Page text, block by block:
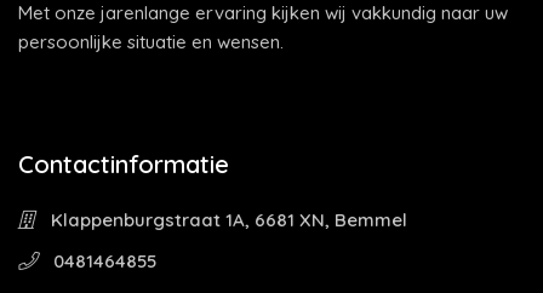
Met onze jarenlange ervaring kijken wij vakkundig naar uw
persoonlijke situatie en wensen.
Contactinformatie
Klappenburgstraat 1A, 6681 XN, Bemmel
0481464855